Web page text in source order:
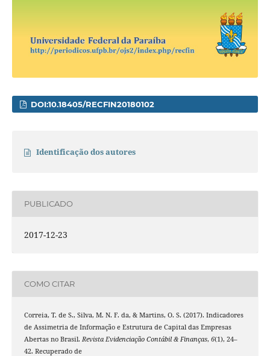
DOI:10.18405/RECFIN20180102
Identificação dos autores
PUBLICADO
2017-12-23
COMO CITAR
Correia, T. de S., Silva, M. N. F. da, & Martins, O. S. (2017). Indicadores
de Assimetria de Informação e Estrutura de Capital das Empresas
Abertas no Brasil. Revista Evidenciação Contábil & Finanças, 6(1), 24–
42. Recuperado de